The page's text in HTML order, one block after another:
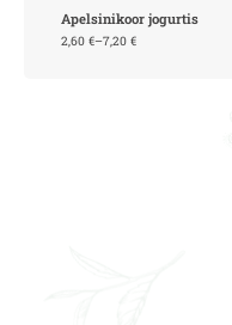
Apelsinikoor jogurtis
2,60 €–7,20 €